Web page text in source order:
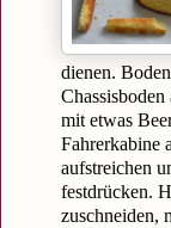
dienen.
mit etwas
Fahrerkabine
aufstreichen
festdrücken.
zuschneiden,